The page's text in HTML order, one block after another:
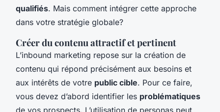
qualifiés. Mais comment intégrer cette approche
dans votre stratégie globale?
Créer du contenu attractif et pertinent
L’inbound marketing repose sur la création de
contenu qui répond précisément aux besoins et
aux intérêts de votre public cible. Pour ce faire,
vous devez d’abord identifier les problématiques
de vos prospects. L’utilisation de personas peut